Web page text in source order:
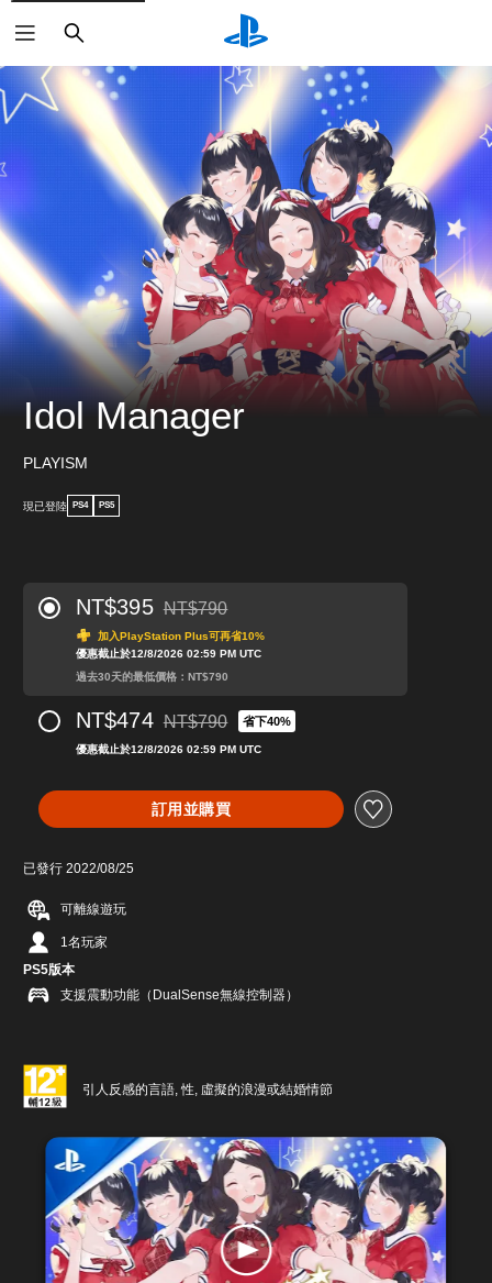
搜
尋
Idol Manager
PLAYISM
現已登陸 PS4 PS5
NT$395 折扣前原價為NT$790
NT$790
加入PlayStation Plus可再省10%
優惠截止於12/8/2026 02:59 PM UTC
過去30天的最低價格：NT$790
NT$474 折扣前原價為NT$790
NT$790 省下40%
優惠截止於12/8/2026 02:59 PM UTC
訂用並購買
已發行 2022/08/25
可離線遊玩
1名玩家
PS5版本
支援震動功能（DualSense無線控制器）
引人反感的言語, 性, 虛擬的浪漫或結婚情節